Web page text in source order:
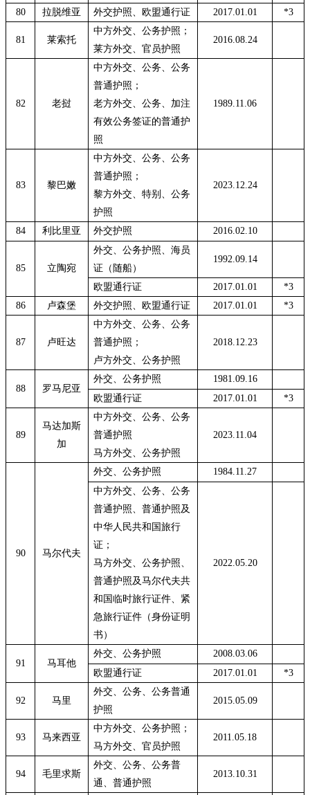
80 拉脱维亚 外交护照、欧盟通行证 2017.01.01 *3
81 莱索托
中方外交、公务护照；
2016.08.24
莱方外交、官员护照
82 老挝
中方外交、公务、公务
普通护照；
1989.11.06
老方外交、公务、加注
有效公务签证的普通护
照
83 黎巴嫩
中方外交、公务、公务
普通护照；
2023.12.24
黎方外交、特别、公务
护照
84
利比里亚 外交护照 2016.02.10
85 立陶宛
外交、公务护照、海员
证（随船）
1992.09.14
欧盟通行证 2017.01.01
*3
86
卢森堡 外交护照、欧盟通行证 2017.01.01 *3
87 卢旺达
中方外交、公务、公务
普通护照；
2018.12.23
卢方外交、公务护照
88 罗马尼亚
外交、公务护照
1981.09.16
欧盟通行证
2017.01.01 *3
89
马达加斯
加
中方外交、公务、公务
普通护照
2023.11.04
马方外交、公务护照
90 马尔代夫
外交、公务护照
1984.11.27
中方外交、公务、公务
普通护照、普通护照及
中华人民共和国旅行
证；
2022.05.20
马方外交、公务护照、
普通护照及马尔代夫共
和国临时旅行证件、紧
急旅行证件（身份证明
书）
91 马耳他
外交、公务护照
2008.03.06
欧盟通行证
2017.01.01 *3
92 马里
外交、公务、公务普通
护照
2015.05.09
93 马来西亚
中方外交、公务护照；
2011.05.18
马方外交、官员护照
94 毛里求斯
外交、公务、公务普
通、普通护照
2013.10.31